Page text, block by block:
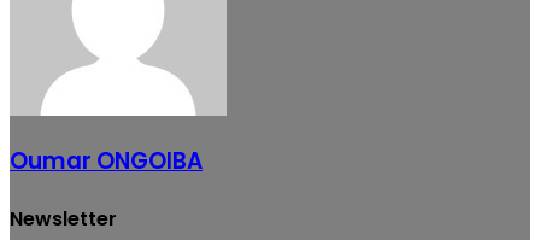
Oumar ONGOIBA
Newsletter